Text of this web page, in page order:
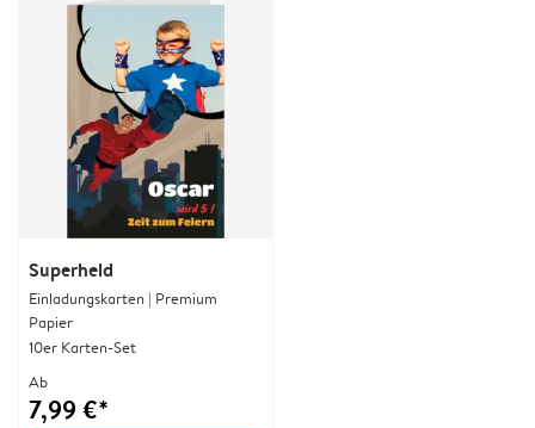
Superheld
Einladungskarten | Premium
Papier
10er Karten-Set
Ab
7,99 €*